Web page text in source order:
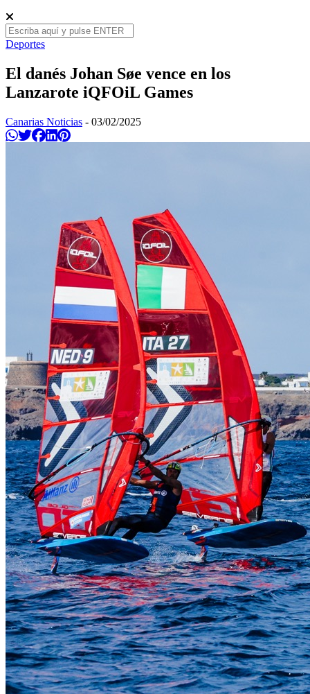
Deportes
El danés Johan Søe vence en los
Lanzarote iQFOiL Games
Canarias Noticias - 03/02/2025
Compartir en Whatsapp
Twittear
Compartir en Facebook
Compartir en Linkedin
Compartir en Pinterest